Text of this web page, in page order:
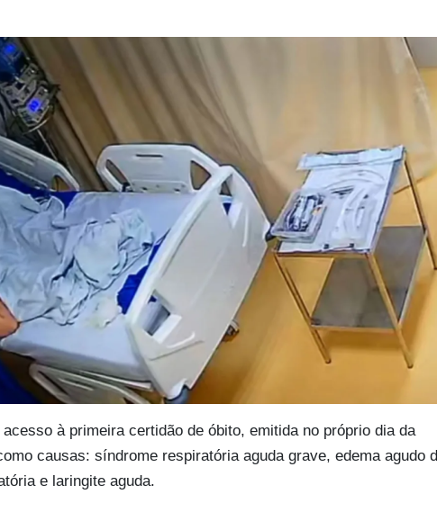
à primeira certidão de óbito, emitida no próprio dia da
causas: síndrome respiratória aguda grave, edema agudo
e laringite aguda.